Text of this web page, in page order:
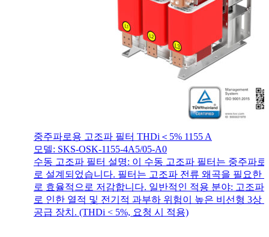
중주파로용 고조파 필터 THDi＜5% 1155 A
모델: SKS-OSK-1155-4A5/05-A0
수동 고조파 필터 설명: 이 수동 고조파 필터는 중주파로
로 설계되었습니다. 필터는 고조파 전류 왜곡을 필요한
로 효율적으로 저감합니다. 일반적인 적용 분야: 고조파
로 인한 열적 및 전기적 과부하 위험이 높은 비선형 3상
공급 장치. (THDi < 5%, 요청 시 적용)